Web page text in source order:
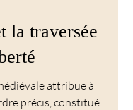
4 min de lecture
la traversée